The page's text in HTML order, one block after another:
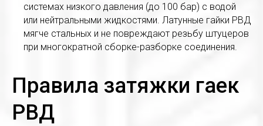
системах низкого давления (до 100 бар) с водой
или нейтральными жидкостями. Латунные гайки РВД
мягче стальных и не повреждают резьбу штуцеров
при многократной сборке-разборке соединения.
Правила затяжки гаек
РВД